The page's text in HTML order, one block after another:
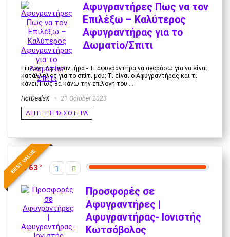
Αφυγραντήρες Πως να τον
Επιλέξω – Καλύτερος
Αφυγραντήρας για το
Δωματίο/Σπιτι
Επιλογή Αφυγραντήρα - Τι αφυγραντήρα να αγοράσω για να είναι
κατάλληλος για το σπίτι μου; Τι είναι ο Αφυγραντήρας και τι
κάνει; Πως θα κάνω την επιλογή του ...
HotDealsX 21 October 2023
ΔΕΙΤΕ ΠΕΡΙΣΣΟΤΕΡΑ
BEST VALUE
63
Προσφορές σε
Αφυγραντήρες |
Αφυγραντήρας- Ιονιστής
Κωτσόβολος